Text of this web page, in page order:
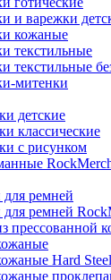
и варежки
кожаные
текстильные
текстильные
митенки
детские
классические
с рисунком
ремней
ремней
прессованной
Hard Steel